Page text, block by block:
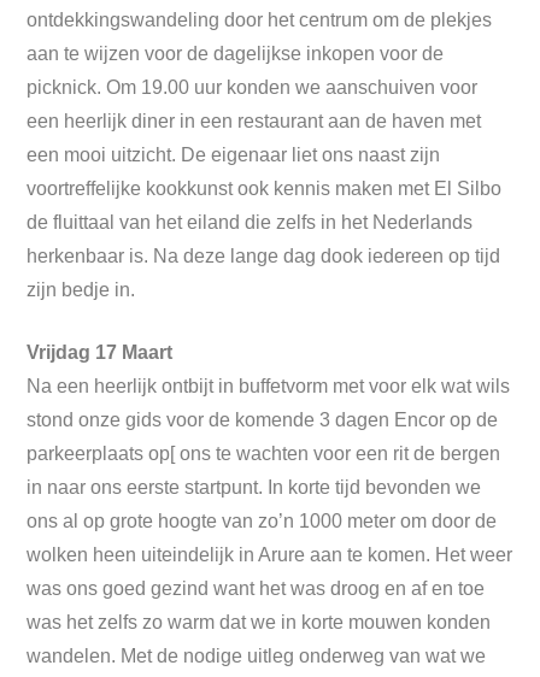
ontdekkingswandeling door het centrum om de plekjes
aan te wijzen voor de dagelijkse inkopen voor de
picknick. Om 19.00 uur konden we aanschuiven voor
een heerlijk diner in een restaurant aan de haven met
een mooi uitzicht. De eigenaar liet ons naast zijn
voortreffelijke kookkunst ook kennis maken met El Silbo
de fluittaal van het eiland die zelfs in het Nederlands
herkenbaar is. Na deze lange dag dook iedereen op tijd
zijn bedje in.
Vrijdag 17 Maart
Na een heerlijk ontbijt in buffetvorm met voor elk wat wils
stond onze gids voor de komende 3 dagen Encor op de
parkeerplaats op[ ons te wachten voor een rit de bergen
in naar ons eerste startpunt. In korte tijd bevonden we
ons al op grote hoogte van zo’n 1000 meter om door de
wolken heen uiteindelijk in Arure aan te komen. Het weer
was ons goed gezind want het was droog en af en toe
was het zelfs zo warm dat we in korte mouwen konden
wandelen. Met de nodige uitleg onderweg van wat we